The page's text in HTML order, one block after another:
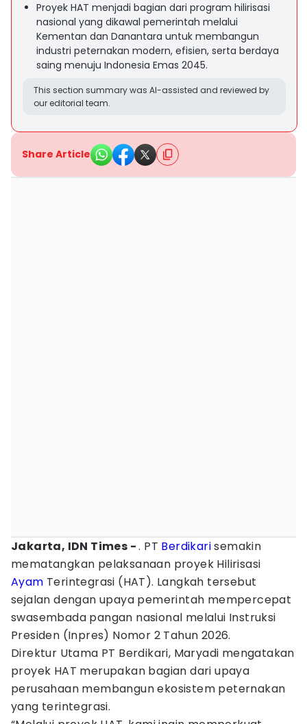
Proyek HAT menjadi bagian dari program hilirisasi
nasional yang dikawal pemerintah melalui
Kementan dan Danantara untuk membangun
industri peternakan modern, efisien, serta berdaya
saing menuju Indonesia Emas 2045.
This section summary was AI-assisted and reviewed by
our editorial team.
Share Article
Jakarta, IDN Times -. PT Berdikarisemakin
mematangkan pelaksanaan proyek Hilirisasi
Ayam Terintegrasi (HAT). Langkah tersebut
sejalan dengan upaya pemerintah mempercepat
swasembada pangan nasional melalui Instruksi
Presiden (Inpres) Nomor 2 Tahun 2026.
Direktur Utama PT Berdikari, Maryadi mengatakan
proyek HAT merupakan bagian dari upaya
perusahaan membangun ekosistem peternakan
yang terintegrasi.